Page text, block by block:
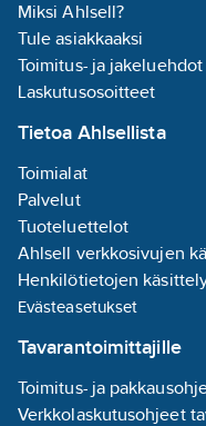
Miksi Ahlsell?
Tule asiakkaaksi
Toimitus- ja jakeluehdot
Laskutusosoitteet
Tietoa Ahlsellista
Toimialat
Palvelut
Tuoteluettelot
Ahlsell verkkosivujen
Henkilötietojen
Evästeasetukset
Tavarantoimittajille
Toimitus- ja
Verkkolaskutusohjeet